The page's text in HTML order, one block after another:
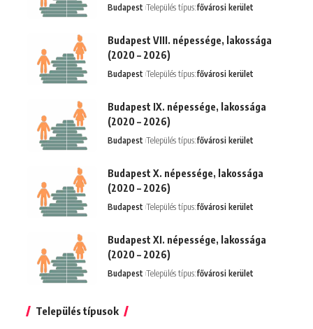
Budapest Település típus:fővárosi kerület
Budapest VIII. népessége, lakossága
(2020 – 2026)
Budapest Település típus:fővárosi kerület
Budapest IX. népessége, lakossága
(2020 – 2026)
Budapest Település típus:fővárosi kerület
Budapest X. népessége, lakossága
(2020 – 2026)
Budapest Település típus:fővárosi kerület
Budapest XI. népessége, lakossága
(2020 – 2026)
Budapest Település típus:fővárosi kerület
Település típusok